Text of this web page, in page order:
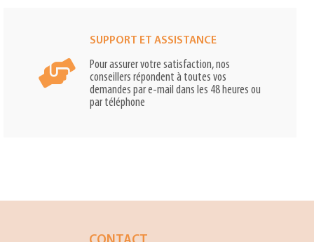
SUPPORT ET ASSISTANCE
Pour assurer votre satisfaction, nos
conseillers répondent à toutes vos
demandes par e-mail dans les 48 heures ou
par téléphone